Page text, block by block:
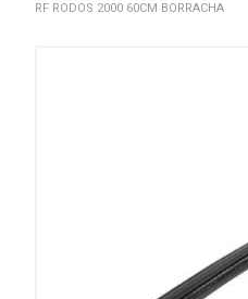
RF RODOS 2000 60CM BORRACHA